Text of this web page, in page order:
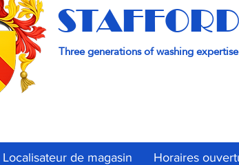
Three generations of washing expertise
Localisateur de magasin Horaires